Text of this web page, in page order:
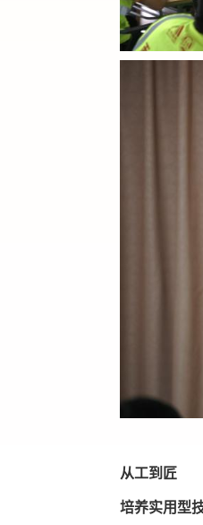
从工到匠
培养实用型